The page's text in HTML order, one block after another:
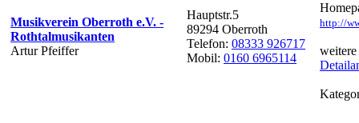
Musikverein Oberroth e.V. -
Rothtalmusikanten
Artur Pfeiffer
Hauptstr.5
89294 Oberroth
Telefon: 08333 926717
Mobil: 0160 6965114
http://